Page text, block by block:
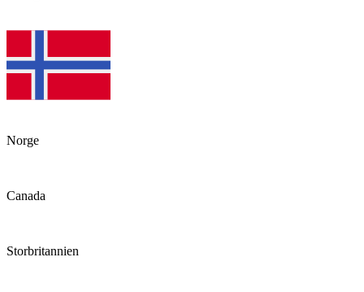
Norge
Canada
Storbritannien